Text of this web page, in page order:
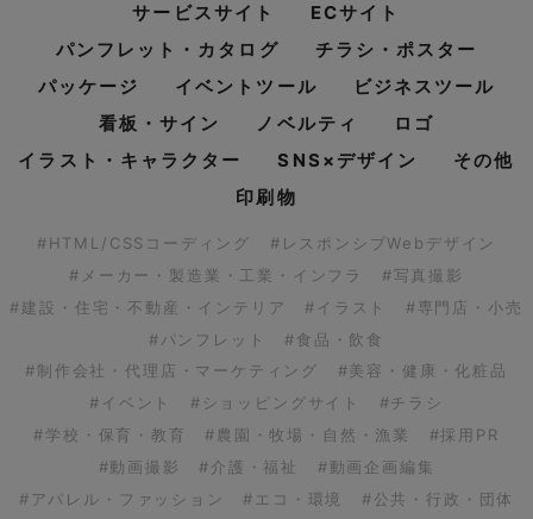
サービスサイト
ECサイト
パンフレット・カタログ
チラシ・ポスター
パッケージ
イベントツール
ビジネスツール
看板・サイン
ノベルティ
ロゴ
イラスト・キャラクター
SNS×デザイン
その他
印刷物
#HTML/CSSコーディング
#レスポンシブWebデザイン
#メーカー・製造業・工業・インフラ
#写真撮影
#建設・住宅・不動産・インテリア
#イラスト
#専門店・小売
#パンフレット
#食品・飲食
#制作会社・代理店・マーケティング
#美容・健康・化粧品
#イベント
#ショッピングサイト
#チラシ
#学校・保育・教育
#農園・牧場・自然・漁業
#採用PR
#動画撮影
#介護・福祉
#動画企画編集
#アパレル・ファッション
#エコ・環境
#公共・行政・団体